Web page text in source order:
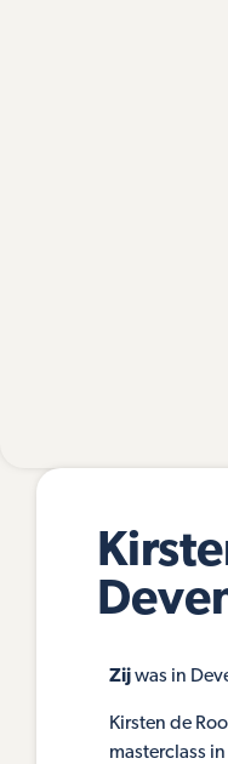
Zijwas in
Kirsten de
masterclass in